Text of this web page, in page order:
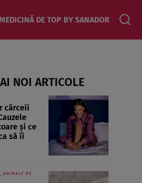
DE TOP BY SANADOR
NOI ARTICOLE
cârceii
și ce
să îi
ANIMALE DE